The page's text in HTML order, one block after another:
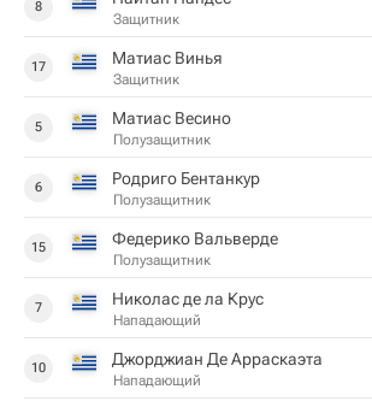
8
Защитник
17 Матиас Винья
Защитник
5 Матиас Весино
Полузащитник
6 Родриго Бентанкур
Полузащитник
15 Федерико Вальверде
Полузащитник
7 Николас де ла Крус
Нападающий
10 Джорджиан Де Арраскаэта
Нападающий